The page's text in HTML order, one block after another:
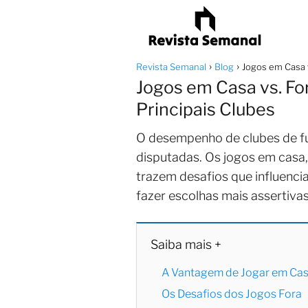
Revista Semanal Blog Jogos em
Jogos em Casa vs.
Principais Clubes
O desempenho de clubes de
disputadas. Os jogos em
trazem desafios que
fazer escolhas mais
Saiba mais +
A Vantagem de Jogar em
Os Desafios dos Jogos Fora